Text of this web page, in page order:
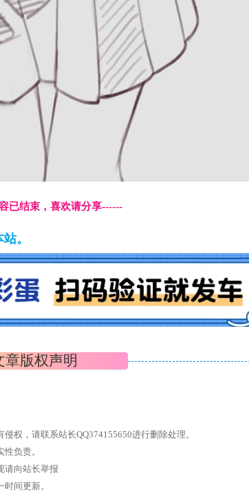
已结束，喜欢请分享------
。
章版权声明
权，请联系站长QQ374155650进行删除处理。
负责。
请向站长举报
间更新。